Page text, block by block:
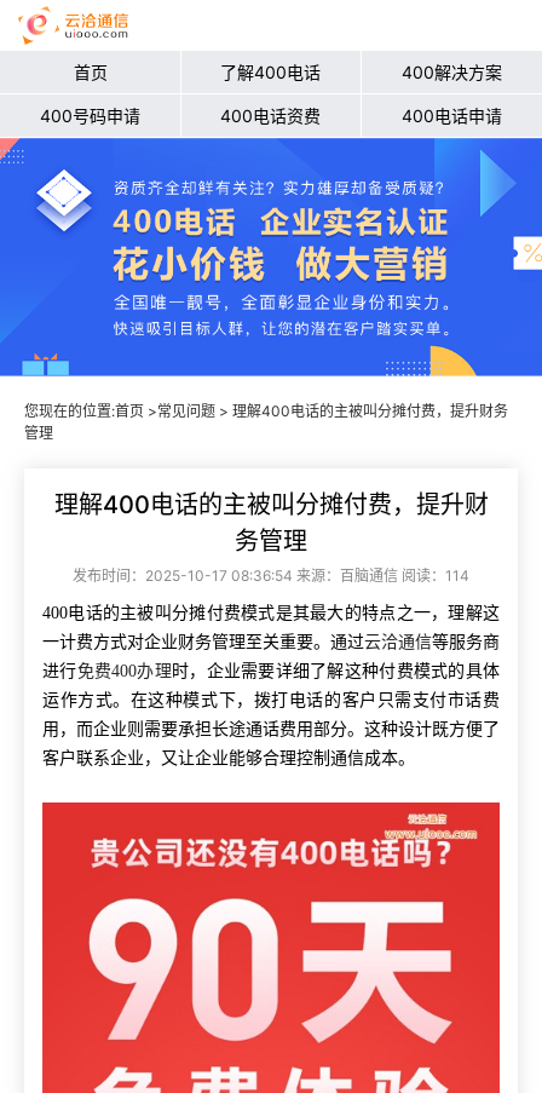
首页 了解400电话 400解决方案
400号码申请 400电话资费 400电话申请
您现在的位置:首页 >常见问题 > 理解400电话的主被叫分摊付费，提升财务
管理
理解400电话的主被叫分摊付费，提升财
务管理
发布时间：2025-10-17 08:36:54 来源：百脑通信 阅读：114
400电话的主被叫分摊付费模式是其最大的特点之一，理解这
一计费方式对企业财务管理至关重要。通过云洽通信等服务商
进行免费400办理 时，企业需要详细了解这种付费模式的具体
运作方式。在这种模式下，拨打电话的客户只需支付市话费
用，而企业则需要承担长途通话费用部分。这种设计既方便了
客户联系企业，又让企业能够合理控制通信成本。